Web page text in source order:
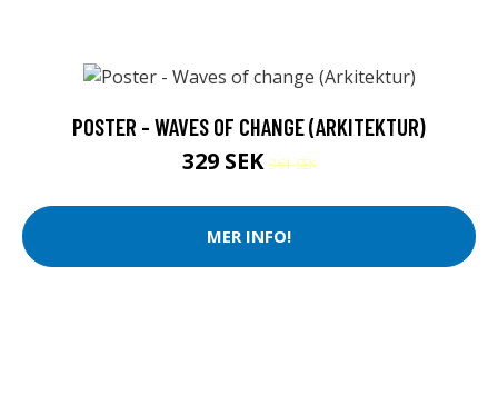
POSTER - WAVES OF CHANGE (ARKITEKTUR)
329 SEK361 SEK
MER INFO!